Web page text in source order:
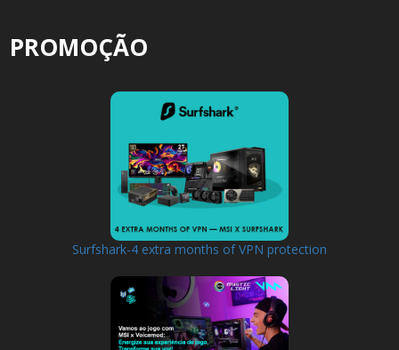
PROMOÇÃO
Surfshark-4 extra months of VPN protection